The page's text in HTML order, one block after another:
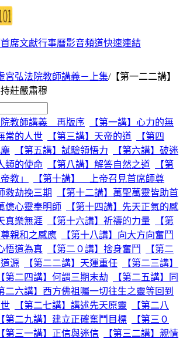
首席文獻行事曆影音頻道快速連結
宮弘法院教師講義－上集/【第一二二講】
莊嚴肅穆
院教師講義 再版序
【第一講】心力的無
常的人世 【第三講】天帝的道
【第四
【第五講】試驗領悟力
【第六講】破迷
類的使命 【第八講】解答自然之道
【第
教」
【第十講】 上帝召見首席師尊
救劫挽三期
【第十二講】萬聖萬靈皆助首
億心靈奉明師
【第十四講】先天正氣的感
真樂無涯 【第十六講】祈禱的力量
【第
親和之感應
【第十八講】向大方向奮鬥
悟道為真
【第二０講】捨身奮鬥
【第二
源
【第二二講】天運重任
【第二三講】
【第二四講】何謂三期末劫
【第二五講】同
二六講】西方佛祖囑一切往生之靈等回到
【第二七講】講述先天原靈
【第二八
【第二九講】建立正確奮鬥目標
【第三０
【第三一講】正信與迷信
【第三二講】親情